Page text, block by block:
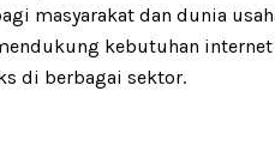
masyarakat dan dunia
kebutuhan
di berbagai sektor.